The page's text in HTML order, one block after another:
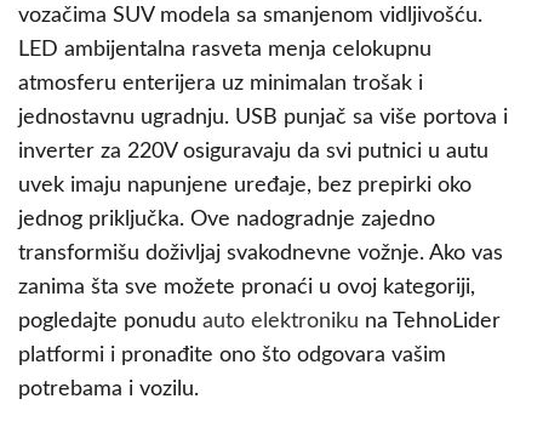
vozačima SUV modela sa smanjenom vidljivošću.
LED ambijentalna rasveta menja celokupnu
atmosferu enterijera uz minimalan trošak i
jednostavnu ugradnju. USB punjač sa više portova i
inverter za 220V osiguravaju da svi putnici u autu
uvek imaju napunjene uređaje, bez prepirki oko
jednog priključka. Ove nadogradnje zajedno
transformišu doživljaj svakodnevne vožnje. Ako vas
zanima šta sve možete pronaći u ovoj kategoriji,
pogledajte ponudu auto elektroniku na TehnoLider
platformi i pronađite ono što odgovara vašim
potrebama i vozilu.